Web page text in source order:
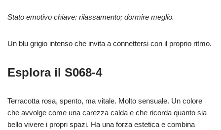
Stato emotivo chiave: rilassamento; dormire meglio.
Un blu grigio intenso che invita a connettersi con il proprio ritmo.
Esplora il S068-4
Terracotta rosa, spento, ma vitale. Molto sensuale. Un colore
che avvolge come una carezza calda e che ricorda quanto sia
bello vivere i propri spazi. Ha una forza estetica e combina